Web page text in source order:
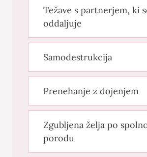
Težave s partnerjem, ki
oddaljuje
Samodestrukcija
Prenehanje z dojenjem
Zgubljena želja po
porodu